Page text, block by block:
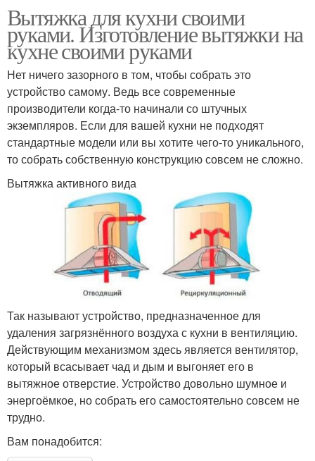
Вытяжка для кухни своими
руками. Изготовление вытяжки на
кухне своими руками
Нет ничего зазорного в том, чтобы собрать это
устройство самому. Ведь все современные
производители когда-то начинали со штучных
экземпляров. Если для вашей кухни не подходят
стандартные модели или вы хотите чего-то уникального,
то собрать собственную конструкцию совсем не сложно.
Вытяжка активного вида
Так называют устройство, предназначенное для
удаления загрязнённого воздуха с кухни в вентиляцию.
Действующим механизмом здесь является вентилятор,
который всасывает чад и дым и выгоняет его в
вытяжное отверстие. Устройство довольно шумное и
энергоёмкое, но собрать его самостоятельно совсем не
трудно.
Вам понадобится: